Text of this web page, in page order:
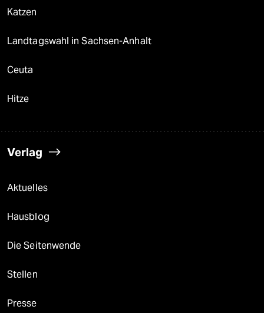
Katzen
Landtagswahl in Sachsen-Anhalt
Ceuta
Hitze
Verlag
Aktuelles
Hausblog
Die Seitenwende
Stellen
Presse